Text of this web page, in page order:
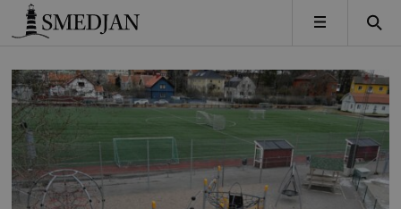
Timbro
MENY